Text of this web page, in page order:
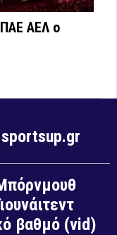
ΠΑΕ ΑΕΛ ο
βαθμό (vid)